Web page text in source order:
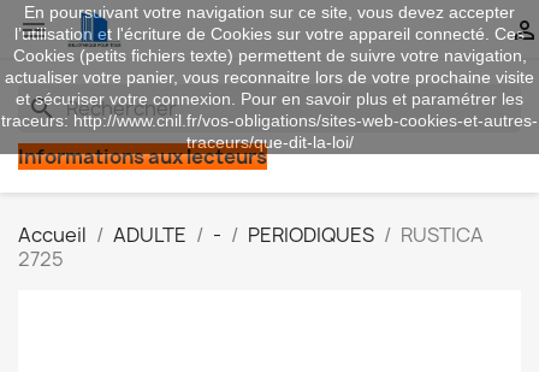
 
search
Informations aux lecteurs
Accueil ADULTE - PERIODIQUES
RUSTICA
2725
En poursuivant votre navigation sur ce site, vous devez accepter
l’utilisation et l'écriture de Cookies sur votre appareil connecté. Ces
Cookies (petits fichiers texte) permettent de suivre votre navigation,
actualiser votre panier, vous reconnaitre lors de votre prochaine visite
et sécuriser votre connexion. Pour en savoir plus et paramétrer les
traceurs: http://www.cnil.fr/vos-obligations/sites-web-cookies-et-autres-
traceurs/que-dit-la-loi/